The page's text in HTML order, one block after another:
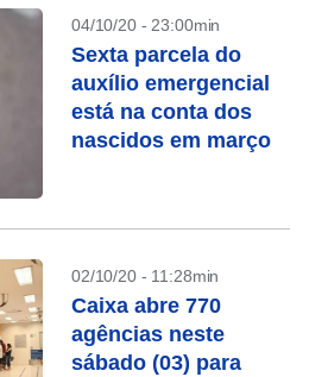
04/10/20 - 23:00min
Sexta parcela do
auxílio emergencial
está na conta dos
nascidos em março
02/10/20 - 11:28min
Caixa abre 770
agências neste
sábado (03) para